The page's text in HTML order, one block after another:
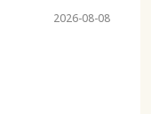
2026-08-08